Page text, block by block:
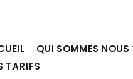
QUI SOMMES NOUS
TARIFS